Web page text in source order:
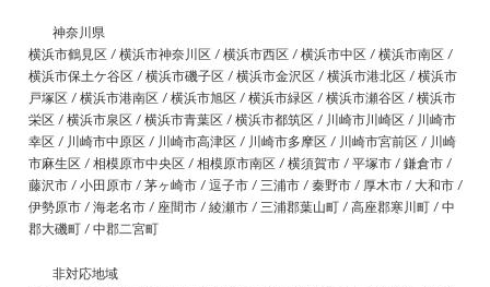
神奈川県
横浜市鶴見区 / 横浜市神奈川区 / 横浜市西区 / 横浜市中区 / 横浜市南区 /
横浜市保土ケ谷区 / 横浜市磯子区 / 横浜市金沢区 / 横浜市港北区 / 横浜市
戸塚区 / 横浜市港南区 / 横浜市旭区 / 横浜市緑区 / 横浜市瀬谷区 / 横浜市
栄区 / 横浜市泉区 / 横浜市青葉区 / 横浜市都筑区 / 川崎市川崎区 / 川崎市
幸区 / 川崎市中原区 / 川崎市高津区 / 川崎市多摩区 / 川崎市宮前区 / 川崎
市麻生区 / 相模原市中央区 / 相模原市南区 / 横須賀市 / 平塚市 / 鎌倉市 /
藤沢市 / 小田原市 / 茅ヶ崎市 / 逗子市 / 三浦市 / 秦野市 / 厚木市 / 大和市 /
伊勢原市 / 海老名市 / 座間市 / 綾瀬市 / 三浦郡葉山町 / 高座郡寒川町 / 中
郡大磯町 / 中郡二宮町
非対応地域